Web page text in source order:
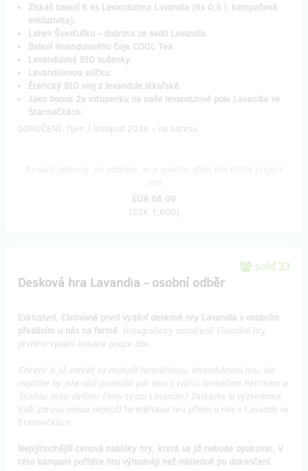
Získáš balení 6 ks Levandulima Lavandia (6x 0,5 l, kampaňová
exkluzivita).
Lahev Švesťulíku - dobrota ze sadů Lavandia.
Balení levandulového čaje COOL Tea.
Levandulové BIO sušenky.
Levandulovou svíčku.
Éterický BIO olej z levandule lékařské.
Jako bonus 2x vstupenku na naše levandulové pole Lavandia ve
Starovičkách.
DORUČENÍ: říjen / listopad 2026 - na adresu
EUR 66.09
(CZK 1,600)
sold 33
Desková hra Lavandia - osobní odběr
Exkluzivní, číslované první vydání deskové hry Lavandia s osobním
předáním u nás na farmě. Holograficky označené číslování hry
prvního vydání získáte pouze zde.
Chcete si již zahrát tu nejlepší farmářskou, levandulovou hru, ale
nejdříve by jste rádi prohodili pár slov s tvůrci farmářem Patrikem a
Staňou nebo dalšími členy týmu Lavandie? Zastavte si vyzvednout
Vaši zbrusu novou nejlepší farmářskou hru přímo u nás v Lavandii ve
Starovičkách.
Nejvýhodnější cenová nabídky hry, která se již nebude opakovat. V
této kampani pořídíte hru výhodněji než následně po dokončení.